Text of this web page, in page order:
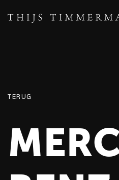
TERUG